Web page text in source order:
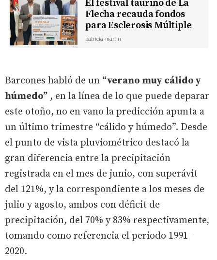
El festival taurino de La
Flecha recauda fondos
para Esclerosis Múltiple
patricia-martin
Barcones habló de un “verano muy cálido y
húmedo” , en la línea de lo que puede deparar
este otoño, no en vano la predicción apunta a
un último trimestre “cálido y húmedo”. Desde
el punto de vista pluviométrico destacó la
gran diferencia entre la precipitación
registrada en el mes de junio, con superávit
del 121%, y la correspondiente a los meses de
julio y agosto, ambos con déficit de
precipitación, del 70% y 83% respectivamente,
tomando como referencia el periodo 1991-
2020.